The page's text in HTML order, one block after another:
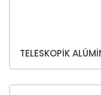
TELESKOPIK